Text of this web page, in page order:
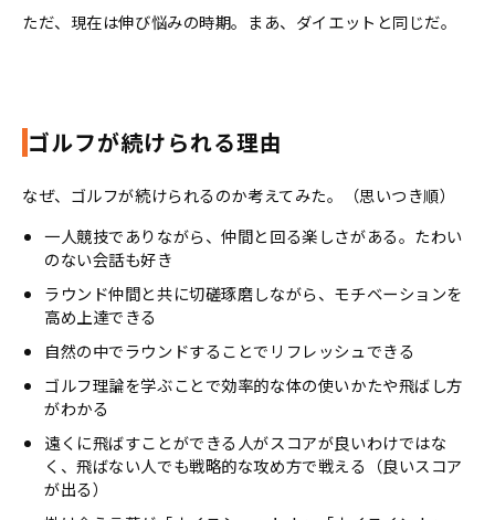
ただ、現在は伸び悩みの時期。まあ、ダイエットと同じだ。
ゴルフが続けられる理由
なぜ、ゴルフが続けられるのか考えてみた。（思いつき順）
一人競技でありながら、仲間と回る楽しさがある。たわい
のない会話も好き
ラウンド仲間と共に切磋琢磨しながら、モチベーションを
高め上達できる
自然の中でラウンドすることでリフレッシュできる
ゴルフ理論を学ぶことで効率的な体の使いかたや飛ばし方
がわかる
遠くに飛ばすことができる人がスコアが良いわけではな
く、飛ばない人でも戦略的な攻め方で戦える（良いスコア
が出る）